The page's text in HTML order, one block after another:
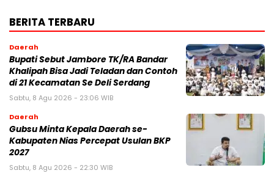
BERITA TERBARU
Daerah
Bupati Sebut Jambore TK/RA Bandar
Khalipah Bisa Jadi Teladan dan Contoh
di 21 Kecamatan Se Deli Serdang
Sabtu, 8 Agu 2026 - 23:06 WIB
Daerah
Gubsu Minta Kepala Daerah se-
Kabupaten Nias Percepat Usulan BKP
2027
Sabtu, 8 Agu 2026 - 22:30 WIB